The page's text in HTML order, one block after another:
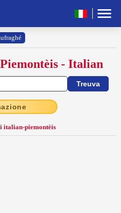
- Italian
italian-piemontèis